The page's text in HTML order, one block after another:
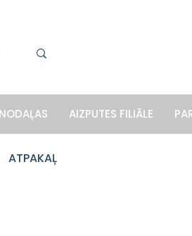
NODAĻAS AIZPUTES FILIĀLE
ATPAKAĻ